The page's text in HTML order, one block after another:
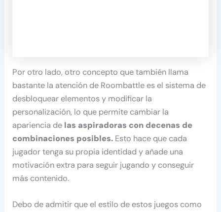
Por otro lado, otro concepto que también llama
bastante la atención de Roombattle es el sistema de
desbloquear elementos y modificar la
personalización, lo que permite cambiar la
apariencia de las aspiradoras con decenas de
combinaciones posibles. Esto hace que cada
jugador tenga su propia identidad y añade una
motivación extra para seguir jugando y conseguir
más contenido.
Debo de admitir que el estilo de estos juegos como